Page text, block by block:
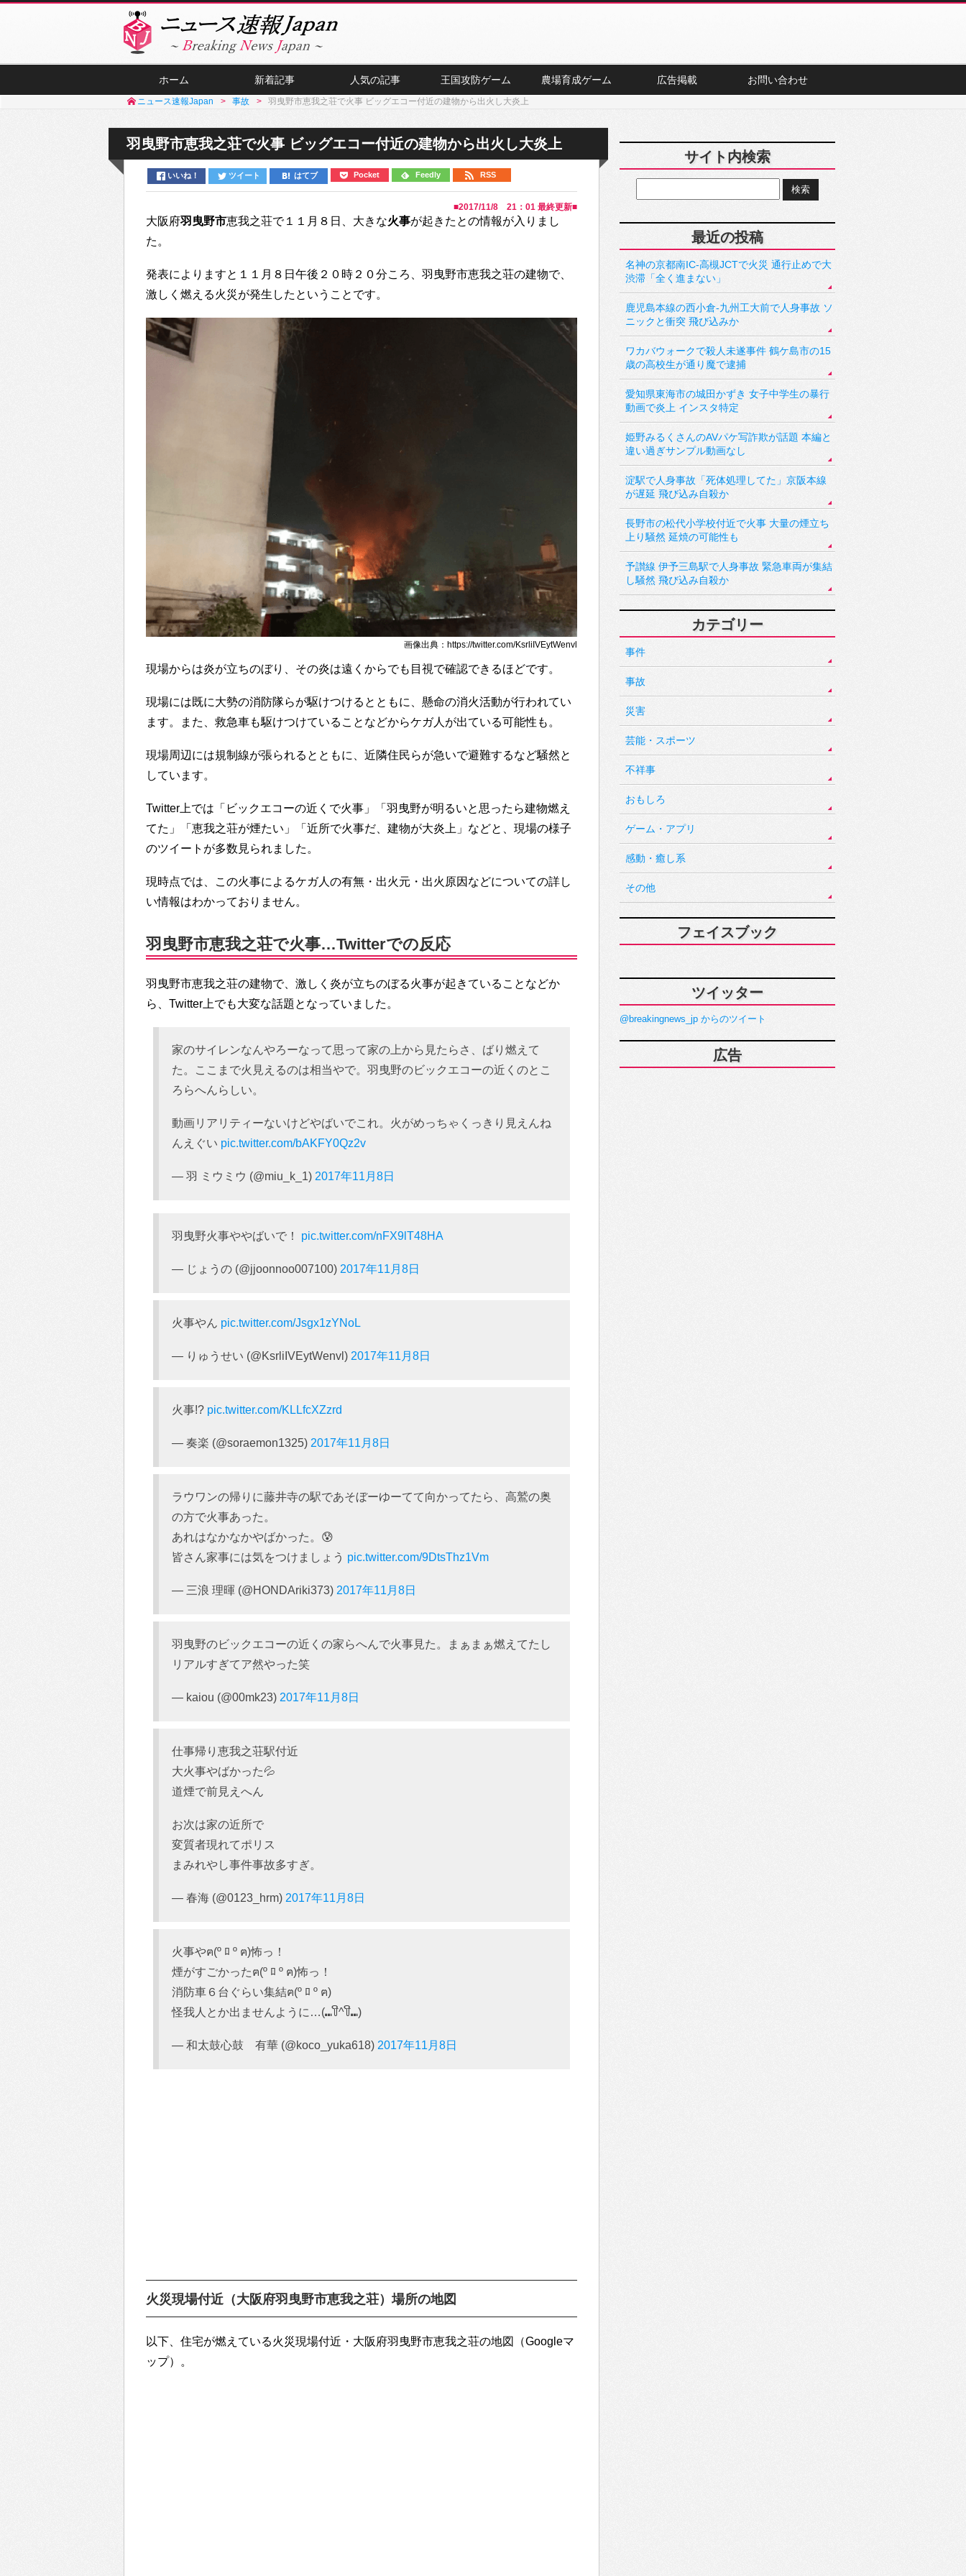
ホーム 新着記事 人気の記事 王国攻防ゲーム 農場育成ゲーム 広告掲載 お問い合わせ
ニュース速報Japan 事故 羽曳野市恵我之荘で火事 ビッグエコー付近の建物から出火し大炎上
羽曳野市恵我之荘で火事 ビッグエコー付近の建物から出火し大炎上
いいね！ ツイート はてブ Pocket Feedly RSS
■2017/11/8 21：01 最終更新■
大阪府羽曳野市恵我之荘で１１月８日、大きな火事が起きたとの情報が入りまし
た。
発表によりますと１１月８日午後２０時２０分ころ、羽曳野市恵我之荘の建物で、
激しく燃える火災が発生したということです。
画像出典：https://twitter.com/KsrliIVEytWenvl
現場からは炎が立ちのぼり、その炎は遠くからでも目視で確認できるほどです。
現場には既に大勢の消防隊らが駆けつけるとともに、懸命の消火活動が行われてい
ます。また、救急車も駆けつけていることなどからケガ人が出ている可能性も。
現場周辺には規制線が張られるとともに、近隣住民らが急いで避難するなど騒然と
しています。
Twitter上では「ビックエコーの近くで火事」「羽曳野が明るいと思ったら建物燃え
てた」「恵我之荘が煙たい」「近所で火事だ、建物が大炎上」などと、現場の様子
のツイートが多数見られました。
現時点では、この火事によるケガ人の有無・出火元・出火原因などについての詳し
い情報はわかっておりません。
羽曳野市恵我之荘で火事…Twitterでの反応
羽曳野市恵我之荘の建物で、激しく炎が立ちのぼる火事が起きていることなどか
ら、Twitter上でも大変な話題となっていました。
家のサイレンなんやろーなって思って家の上から見たらさ、ばり燃えて
た。ここまで火見えるのは相当やで。羽曳野のビックエコーの近くのとこ
ろらへんらしい。
動画リアリティーないけどやばいでこれ。火がめっちゃくっきり見えんね
んえぐい pic.twitter.com/bAKFY0Qz2v
— 羽 ミウミウ (@miu_k_1) 2017年11月8日
羽曳野火事ややばいで！ pic.twitter.com/nFX9lT48HA
— じょうの (@jjoonnoo007100) 2017年11月8日
火事やん pic.twitter.com/Jsgx1zYNoL
— りゅうせい (@KsrliIVEytWenvl) 2017年11月8日
火事!? pic.twitter.com/KLLfcXZzrd
— 奏楽 (@soraemon1325) 2017年11月8日
ラウワンの帰りに藤井寺の駅であそぼーゆーてて向かってたら、高鷲の奥
の方で火事あった。
あれはなかなかやばかった。😰
皆さん家事には気をつけましょう pic.twitter.com/9DtsThz1Vm
— 三浪 理暉 (@HONDAriki373) 2017年11月8日
羽曳野のビックエコーの近くの家らへんで火事見た。まぁまぁ燃えてたし
リアルすぎてア然やった笑
— kaiou (@00mk23) 2017年11月8日
仕事帰り恵我之荘駅付近
大火事やばかった💦
道煙で前見えへん
お次は家の近所で
変質者現れてポリス
まみれやし事件事故多すぎ。
— 春海 (@0123_hrm) 2017年11月8日
火事やฅ(º ﾛ º ฅ)怖っ！
煙がすごかったฅ(º ﾛ º ฅ)怖っ！
消防車６台ぐらい集結ฅ(º ﾛ º ฅ)
怪我人とか出ませんように…(⑉꒦ິ^꒦ິ⑉)
— 和太鼓心鼓 有華 (@koco_yuka618) 2017年11月8日
火災現場付近（大阪府羽曳野市恵我之荘）場所の地図
以下、住宅が燃えている火災現場付近・大阪府羽曳野市恵我之荘の地図（Googleマ
ップ）。
サイト内検索
最近の投稿
名神の京都南IC-高槻JCTで火災 通行止めで大
渋滞「全く進まない」
鹿児島本線の西小倉-九州工大前で人身事故 ソ
ニックと衝突 飛び込みか
ワカバウォークで殺人未遂事件 鶴ケ島市の15
歳の高校生が通り魔で逮捕
愛知県東海市の城田かずき 女子中学生の暴行
動画で炎上 インスタ特定
姫野みるくさんのAVパケ写詐欺が話題 本編と
違い過ぎサンプル動画なし
淀駅で人身事故「死体処理してた」京阪本線
が遅延 飛び込み自殺か
長野市の松代小学校付近で火事 大量の煙立ち
上り騒然 延焼の可能性も
予讃線 伊予三島駅で人身事故 緊急車両が集結
し騒然 飛び込み自殺か
カテゴリー
事件
事故
災害
芸能・スポーツ
不祥事
おもしろ
ゲーム・アプリ
感動・癒し系
その他
フェイスブック
ツイッター
@breakingnews_jp からのツイート
広告